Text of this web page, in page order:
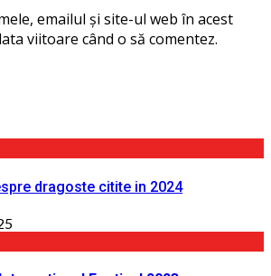
emailul și site-ul web în acest
viitoare când o să comentez.
dragoste citite in 2024